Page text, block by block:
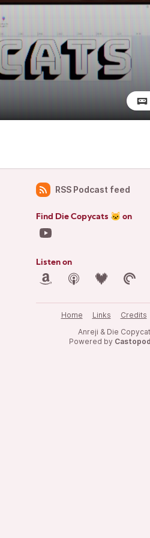
RSS Podcast feed
Find Die Copycats 🐱 on
Listen on
Home Links Credits
Anreji & Die
Powered by Castopod